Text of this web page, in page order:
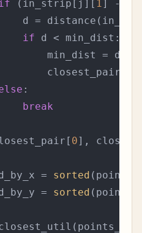
(in_strip[j][ 1] -
d =
if d < min_dist:
min_dist = d
closest_pair =
:
break
0],
=
sorted (points,
=
sorted (points,